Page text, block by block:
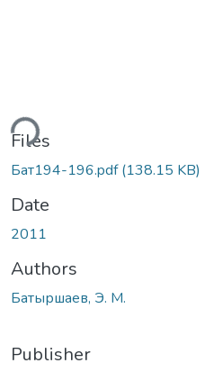
Files
Бат194-196.pdf(138.15 KB)
Date
2011
Authors
Батыршаев, Э. М.
Publisher